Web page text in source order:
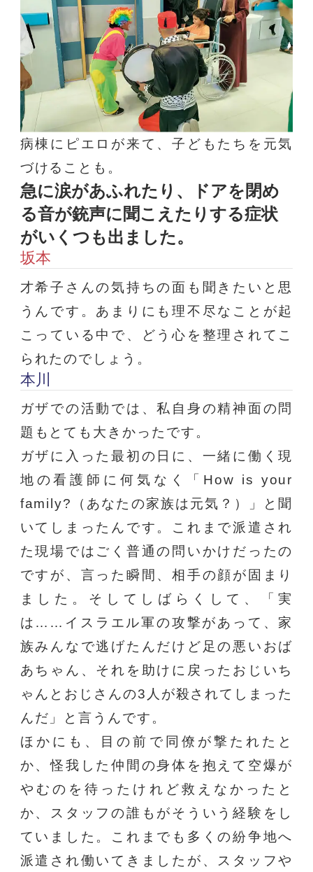
病棟にピエロが来て、子どもたちを元気
づけることも。
急に涙があふれたり、ドアを閉め
る音が銃声に聞こえたりする症状
がいくつも出ました。
坂本
才希子さんの気持ちの面も聞きたいと思
うんです。あまりにも理不尽なことが起
こっている中で、どう心を整理されてこ
られたのでしょう。
本川
ガザでの活動では、私自身の精神面の問
題もとても大きかったです。
ガザに入った最初の日に、一緒に働く現
地の看護師に何気なく「How is your
family?（あなたの家族は元気？）」と聞
いてしまったんです。これまで派遣され
た現場ではごく普通の問いかけだったの
ですが、言った瞬間、相手の顔が固まり
ました。そしてしばらくして、「実
は……イスラエル軍の攻撃があって、家
族みんなで逃げたんだけど足の悪いおば
あちゃん、それを助けに戻ったおじいち
ゃんとおじさんの3人が殺されてしまった
んだ」と言うんです。
ほかにも、目の前で同僚が撃たれたと
か、怪我した仲間の身体を抱えて空爆が
やむのを待ったけれど救えなかったと
か、スタッフの誰もがそういう経験をし
ていました。これまでも多くの紛争地へ
派遣され働いてきましたが、スタッフや